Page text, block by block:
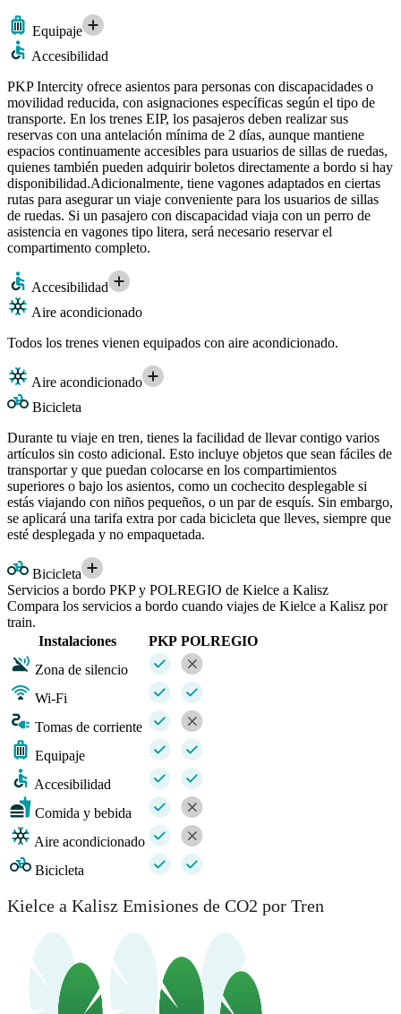
Equipaje
Accesibilidad
PKP Intercity ofrece asientos para personas con discapacidades o
movilidad reducida, con asignaciones específicas según el tipo de
transporte. En los trenes EIP, los pasajeros deben realizar sus
reservas con una antelación mínima de 2 días, aunque mantiene
espacios continuamente accesibles para usuarios de sillas de ruedas,
quienes también pueden adquirir boletos directamente a bordo si hay
disponibilidad.Adicionalmente, tiene vagones adaptados en ciertas
rutas para asegurar un viaje conveniente para los usuarios de sillas
de ruedas. Si un pasajero con discapacidad viaja con un perro de
asistencia en vagones tipo litera, será necesario reservar el
compartimento completo.
Accesibilidad
Aire acondicionado
Todos los trenes vienen equipados con aire acondicionado.
Aire acondicionado
Bicicleta
Durante tu viaje en tren, tienes la facilidad de llevar contigo varios
artículos sin costo adicional. Esto incluye objetos que sean fáciles de
transportar y que puedan colocarse en los compartimientos
superiores o bajo los asientos, como un cochecito desplegable si
estás viajando con niños pequeños, o un par de esquís. Sin embargo,
se aplicará una tarifa extra por cada bicicleta que lleves, siempre que
esté desplegada y no empaquetada.
Bicicleta
Servicios a bordo PKP y POLREGIO de Kielce a Kalisz
Compara los servicios a bordo cuando viajes de Kielce a Kalisz por
train.
Instalaciones
PKP POLREGIO
Zona de silencio
Wi-Fi
Tomas de corriente
Equipaje
Accesibilidad
Comida y bebida
Aire acondicionado
Bicicleta
Kielce a Kalisz Emisiones de CO2 por Tren